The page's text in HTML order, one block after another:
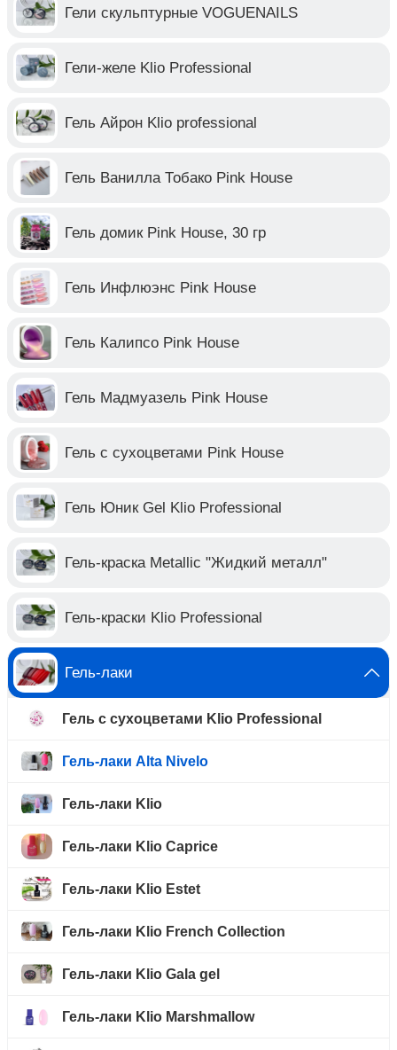
Гели скульптурные VOGUENAILS
Гели-желе Klio Professional
Гель Айрон Klio professional
Гель Ванилла Тобако Pink House
Гель домик Pink House, 30 гр
Гель Инфлюэнс Pink House
Гель Калипсо Pink House
Гель Мадмуазель Pink House
Гель с сухоцветами Pink House
Гель Юник Gel Klio Professional
Гель-краска Metallic "Жидкий металл"
Гель-краски Klio Professional
Гель-лаки
Гель с сухоцветами Klio Professional
Гель-лаки Alta Nivelo
Гель-лаки Klio
Гель-лаки Klio Caprice
Гель-лаки Klio Estet
Гель-лаки Klio French Collection
Гель-лаки Klio Gala gel
Гель-лаки Klio Marshmallow